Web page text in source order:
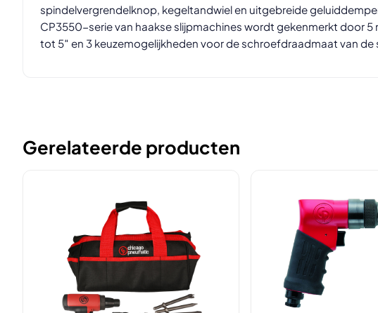
spindelvergrendelknop, kegeltandwiel en uitgebreide
CP3550-serie van haakse slijpmachines wordt gekenmerkt door
tot 5″ en 3 keuzemogelijkheden voor de schroefdraadmaat van de
Gerelateerde producten